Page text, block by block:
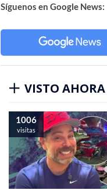
Síguenos en Google News:
VISTO AHORA
1006
visitas